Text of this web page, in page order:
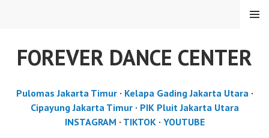
FOREVER DANCE CENTER
MENU
Pulomas Jakarta Timur· Kelapa Gading Jakarta Utara·
Cipayung Jakarta Timur· PIK Pluit Jakarta Utara
INSTAGRAM · TIKTOK· YOUTUBE